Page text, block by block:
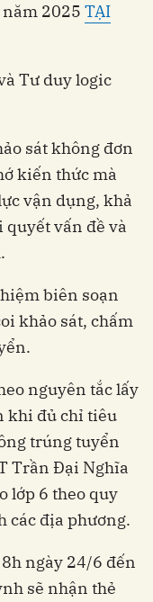
2025 TẠI
Tư duy logic
sát không đơn
kiến thức mà
vận dụng, khả
vấn đề và
biên soạn
khảo sát, chấm
nguyên tắc lấy
khi đủ chỉ tiêu
trúng tuyển
Trần Đại Nghĩa
lớp 6 theo quy
các địa phương.
ngày 24/6 đến
sẽ nhận thẻ